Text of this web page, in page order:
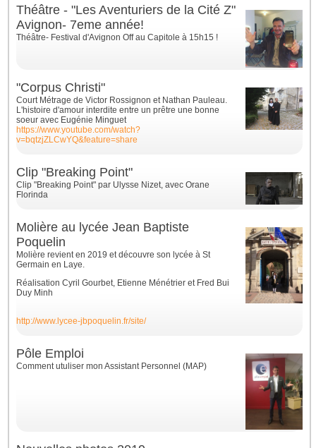
Théâtre - "Les Aventuriers de la Cité Z"
Avignon- 7eme année!
Théâtre- Festival d'Avignon Off au Capitole à 15h15 !
"Corpus Christi"
Court Métrage de Victor Rossignon et Nathan Pauleau.
L'histoire d'amour interdite entre un prêtre une bonne
soeur avec Eugénie Minguet
https://www.youtube.com/watch?
v=bqtzjZLCwYQ&feature=share
Clip "Breaking Point"
Clip "Breaking Point" par Ulysse Nizet, avec Orane
Florinda
Molière au lycée Jean Baptiste
Poquelin
Molière revient en 2019 et découvre son lycée à St
Germain en Laye.
Réalisation Cyril Gourbet, Etienne Ménétrier et Fred Bui
Duy Minh
http://www.lycee-jbpoquelin.fr/site/
Pôle Emploi
Comment utuliser mon Assistant Personnel (MAP)